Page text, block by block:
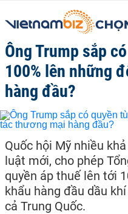
Ông Trump sắp
100% lên những
hàng đầu?
Quốc hội Mỹ nhiều
luật mới, cho phép
quyền áp thuế lên tới
khẩu hàng đầu dầu
cả Trung Quốc.